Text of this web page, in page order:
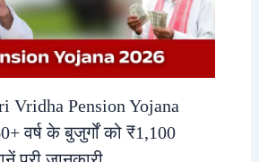
Vridha Pension Yojana
वर्ष के बुजुर्गों को ₹1,100